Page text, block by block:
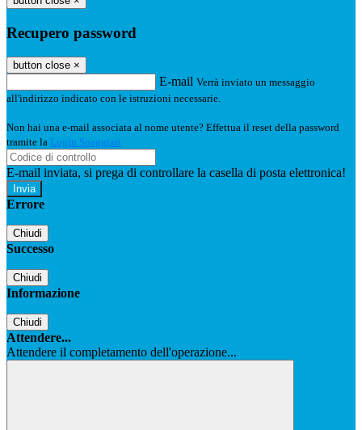
Recupero password
button close ×
E-mail Verrà inviato un messaggio
all'indirizzo indicato con le istruzioni necessarie.
Non hai una e-mail associata al nome utente? Effettua il reset della password
tramite la Login Spaggiari
E-mail inviata, si prega di controllare la casella di posta elettronica!
Errore
Chiudi
Successo
Chiudi
Informazione
Chiudi
Attendere...
Attendere il completamento dell'operazione...